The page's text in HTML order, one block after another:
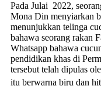
Pada Julai 2022,
Mona Din menyiarkan
menunjukkan telinga
bahawa seorang rakan
Whatsapp bahawa
pendidikan khas di
tersebut telah dipulas
itu berwarna biru dan